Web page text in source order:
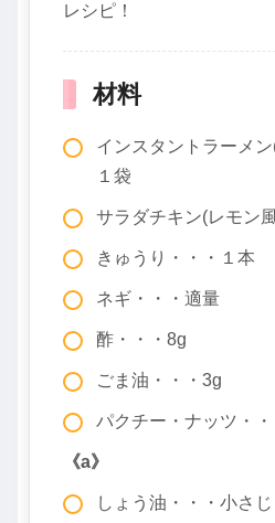
レシピ！
材料
インスタントラーメ
１袋
サラダチキン(レモン
きゅうり・・・１本
ネギ・・・適量
酢・・・8g
ごま油・・・3g
パクチー・ナッツ・
《a》
しょう油・・・小さじ